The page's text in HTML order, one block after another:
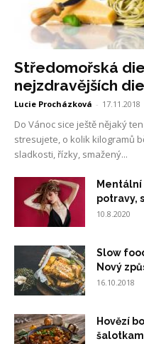
Středomořská
nejzdravějších
Lucie Procházková - 17.11.2018
Do Vánoc sice ještě nějaký
stresujete, o kolik kilogramů
sladkosti, řízky, smažený...
potravy,
10.8.2020
Slow
Nový
16.10.2018
Hovězí